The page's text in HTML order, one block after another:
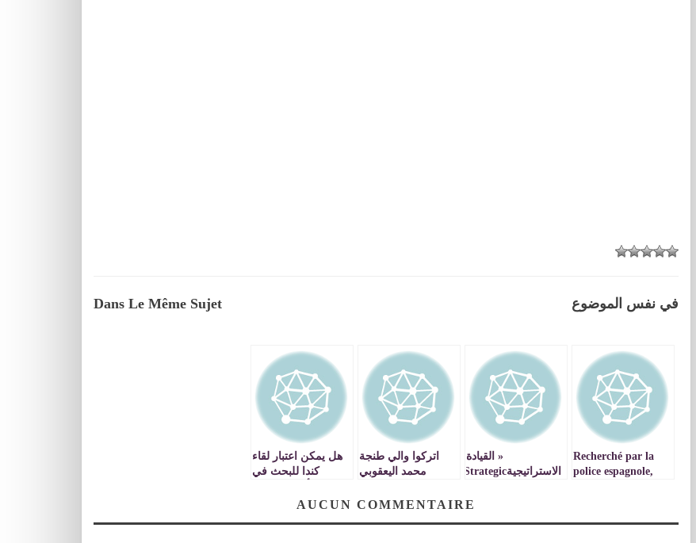
Dans Le Même Sujet في نفس الموضوع
Recherché par la
police espagnole,
« القيادة
الاستراتيجيةStrategic
اتركوا والي طنجة
محمد اليعقوبي
هل يمكن اعتبار لقاء
كندا للبحث في
وخزة ضمير العالمAUCUN COMMENTAIRE